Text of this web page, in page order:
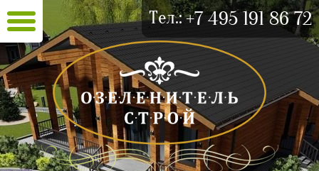
Тел.:+7 495 191 86 72